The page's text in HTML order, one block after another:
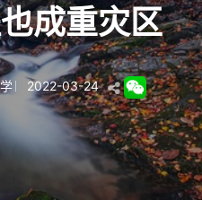
成重灾区
2022-03-24